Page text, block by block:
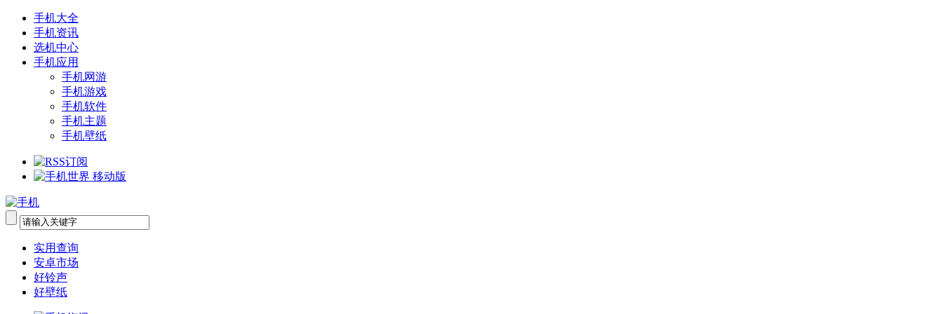
手机大全
手机资讯
选机中心
手机应用
手机网游
手机游戏
手机软件
手机主题
手机壁纸
实用查询
安卓市场
好铃声
好壁纸